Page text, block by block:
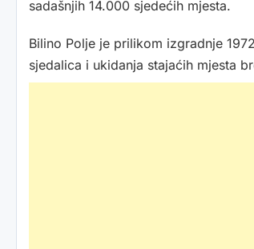
sadašnjih 14.000 sjedećih mjesta.
Bilino Polje je prilikom izgradnje
sjedalica i ukidanja stajaćih mjesta